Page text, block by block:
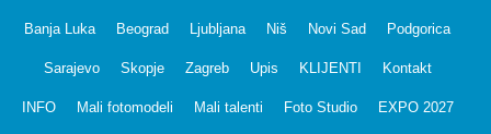
Banja Luka Beograd Ljubljana Niš Novi Sad Podgorica
Sarajevo Skopje Zagreb Upis KLIJENTI Kontakt
INFO Mali fotomodeli Mali talenti Foto Studio EXPO 2027